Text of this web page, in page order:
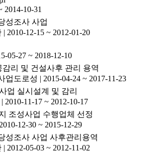
2014-10-31
성조사 사업
| 2010-12-15 ~ 2012-01-20
05-27 ~ 2018-12-10
리 및 건설사후 관리 용역
업도로성 | 2015-04-24 ~ 2017-11-23
업 실시설계 및 감리
| 2010-11-17 ~ 2012-10-17
조성사업 수행업체 선정
2010-12-30 ~ 2015-12-29
성조사 사업 사후관리용역
| 2012-05-03 ~ 2012-11-02